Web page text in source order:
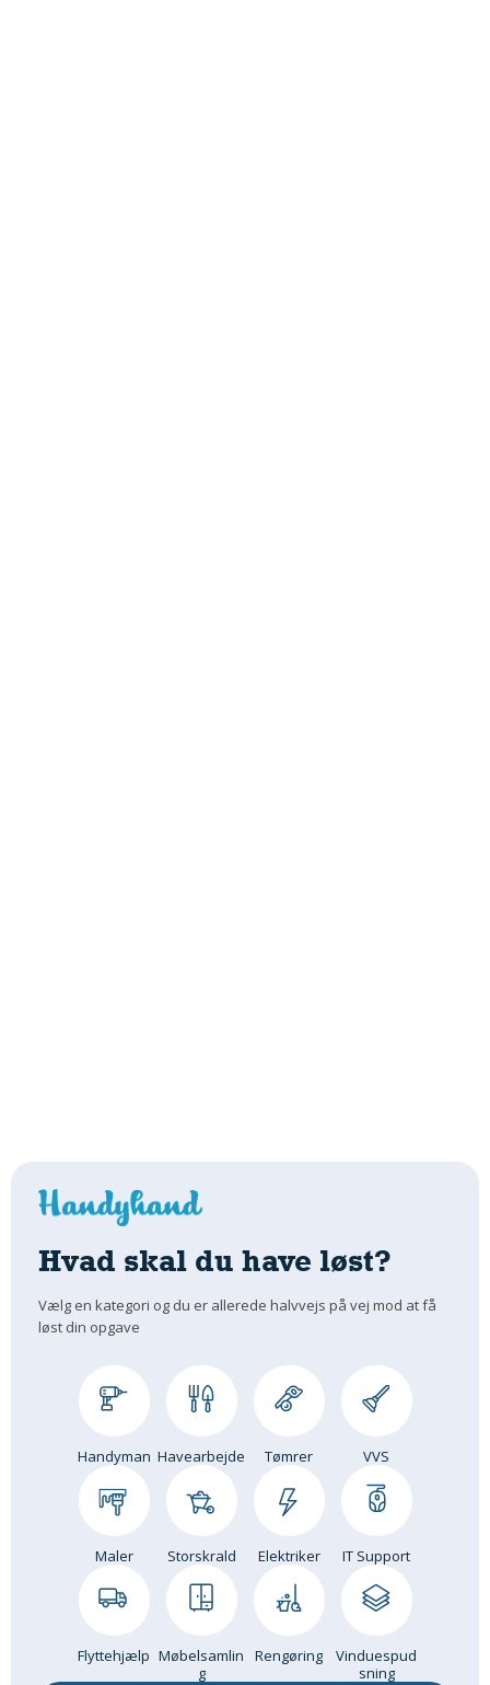
Hvad skal du have løst?
Vælg en kategori og du er allerede halvvejs på vej mod at få
løst din opgave
Handyman Havearbejde Tømrer VVS
Maler Storskrald Elektriker IT Support
Flyttehjælp Møbelsamlin
g
Rengøring
Vinduespud
sning